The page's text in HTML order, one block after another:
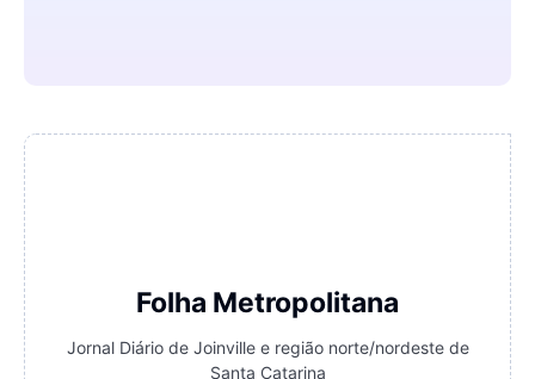
Folha Metropolitana
Jornal Diário de Joinville e região norte/nordeste de
Santa Catarina